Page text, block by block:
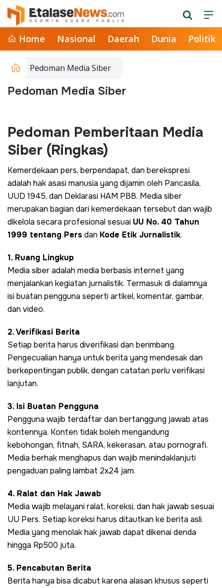
Home Nasional Daerah Dunia Politik
Pedoman Media Siber
Pedoman Media Siber
Pedoman Pemberitaan Media
Siber (Ringkas)
Kemerdekaan pers, berpendapat, dan berekspresi
adalah hak asasi manusia yang dijamin oleh Pancasila,
UUD 1945, dan Deklarasi HAM PBB. Media siber
merupakan bagian dari kemerdekaan tersebut dan wajib
dikelola secara profesional sesuai UU No. 40 Tahun
1999 tentang Pers dan Kode Etik Jurnalistik.
1. Ruang Lingkup
Media siber adalah media berbasis internet yang
menjalankan kegiatan jurnalistik. Termasuk di dalamnya
isi buatan pengguna seperti artikel, komentar, gambar,
dan video.
2. Verifikasi Berita
Setiap berita harus diverifikasi dan berimbang.
Pengecualian hanya untuk berita yang mendesak dan
berkepentingan publik, dengan catatan perlu verifikasi
lanjutan.
3. Isi Buatan Pengguna
Pengguna wajib terdaftar dan bertanggung jawab atas
kontennya. Konten tidak boleh mengandung
kebohongan, fitnah, SARA, kekerasan, atau pornografi.
Media berhak menghapus dan wajib menindaklanjuti
pengaduan paling lambat 2x24 jam.
4. Ralat dan Hak Jawab
Media wajib melayani ralat, koreksi, dan hak jawab sesuai
UU Pers. Setiap koreksi harus ditautkan ke berita asli.
Media yang menolak hak jawab dapat dikenai denda
hingga Rp500 juta.
5. Pencabutan Berita
Berita hanya bisa dicabut karena alasan khusus seperti